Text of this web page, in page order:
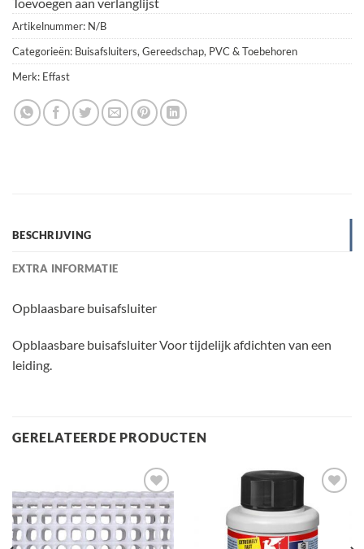
Artikelnummer: N/B
Categorieën: Buisafsluiters, Gereedschap, PVC & Toebehoren
Merk: Effast
BESCHRIJVING
EXTRA INFORMATIE
Opblaasbare buisafsluiter
Opblaasbare buisafsluiter Voor tijdelijk afdichten van een
leiding.
GERELATEERDE PRODUCTEN
Toevoegen
aan
verlanglijst
Toevoegen
aan
verlanglijst